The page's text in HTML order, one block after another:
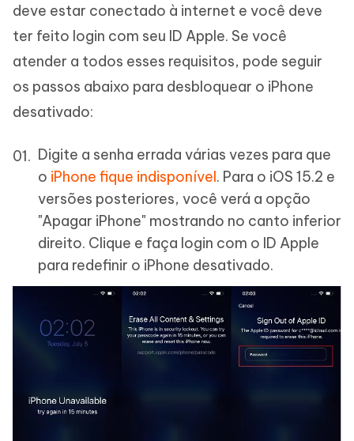
deve estar conectado à internet e você deve
ter feito login com seu ID Apple. Se você
atender a todos esses requisitos, pode seguir
os passos abaixo para desbloquear o iPhone
desativado:
Digite a senha errada várias vezes para que
o iPhone fique indisponível. Para o iOS 15.2 e
versões posteriores, você verá a opção
"Apagar iPhone" mostrando no canto inferior
direito. Clique e faça login com o ID Apple
para redefinir o iPhone desativado.